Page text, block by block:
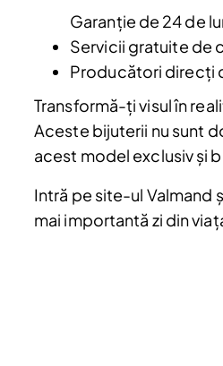
Garanție de 24 de
Servicii gratuite de
Producători direcți
Transformă-ți visul în
Aceste bijuterii nu sunt
acest model exclusiv și
Intră pe site-ul Valmand
mai importantă zi din